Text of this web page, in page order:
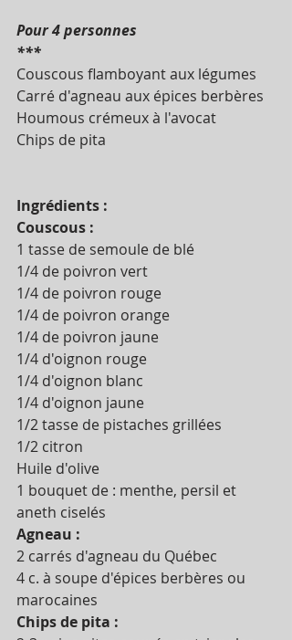
Pour 4 personnes
***
Couscous flamboyant aux légumes
Carré d'agneau aux épices berbères
Houmous crémeux à l'avocat
Chips de pita
Ingrédients :
Couscous :
1 tasse de semoule de blé
1/4 de poivron vert
1/4 de poivron rouge
1/4 de poivron orange
1/4 de poivron jaune
1/4 d'oignon rouge
1/4 d'oignon blanc
1/4 d'oignon jaune
1/2 tasse de pistaches grillées
1/2 citron
Huile d'olive
1 bouquet de : menthe, persil et
aneth ciselés
Agneau :
2 carrés d'agneau du Québec
4 c. à soupe d'épices berbères ou
marocaines
Chips de pita :